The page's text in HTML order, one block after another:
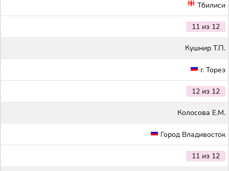
Тбилиси
11 из 12
Кушнир Т.П.
г. Торез
12 из 12
Колосова Е.М.
Город Владивосток
11 из 12